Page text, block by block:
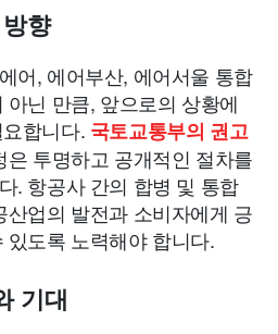
향
어, 에어부산, 에어서울 통합
닌 만큼, 앞으로의 상황에
합니다. 국토교통부의 권고
투명하고 공개적인 절차를
. 항공사 간의 합병 및 통합
업의 발전과 소비자에게 긍
도록 노력해야 합니다.
기대